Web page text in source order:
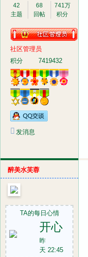
42
主题
68
回帖
741万
积分
社区管理员
积分
7419432
发消息
醉美水芙蓉
TA的每日心情
开心
昨
天 22:45